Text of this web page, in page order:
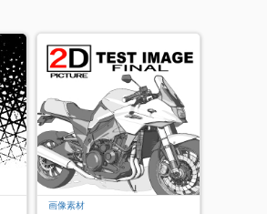
画像素材